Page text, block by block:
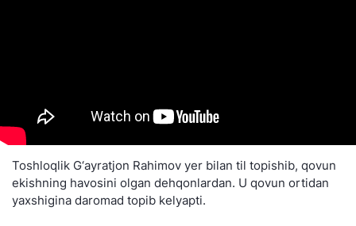
Toshloqlik G‘ayratjon Rahimov yer bilan til topishib, qovun
ekishning havosini olgan dehqonlardan. U qovun ortidan
yaxshigina daromad topib kelyapti.